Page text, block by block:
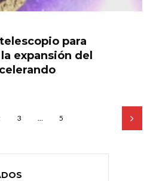
para
expansión del
3 … 5